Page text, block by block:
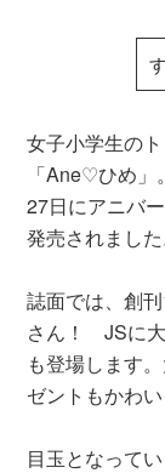
女子小学生の
「Ane♡ひめ
27日にアニバ
発売されました
誌面では、創
さん！ JSに大
も登場します
ゼントもかわ
目玉となって